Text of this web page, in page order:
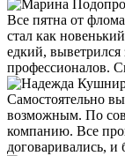
Все пятна от
стал как
едкий, выветрился
профессионалов.
Самостоятельно
возможным. По
компанию. Все
договаривались,